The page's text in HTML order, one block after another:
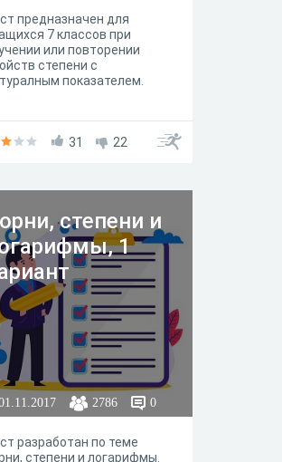
предназначен для
7 классов при
или повторении
степени с
показателем.
31 22
степени и
1
2786 0
разработан по теме
степени и логарифмы.